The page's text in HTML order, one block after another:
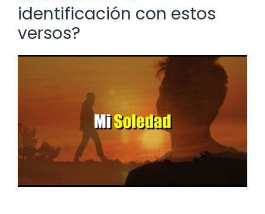
identificación con estos
versos?